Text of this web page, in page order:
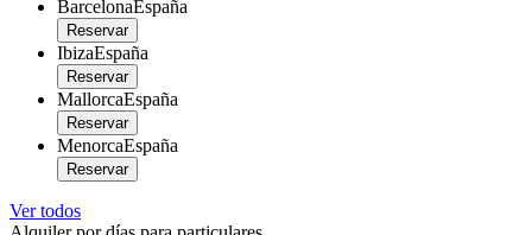
BarcelonaEspaña
Reservar
IbizaEspaña
Reservar
MallorcaEspaña
Reservar
MenorcaEspaña
Reservar
Ver todos